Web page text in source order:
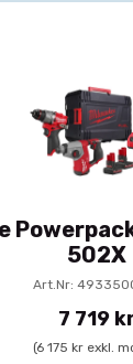
502X
Art.Nr:
7 719
(6 175 kr exkl.